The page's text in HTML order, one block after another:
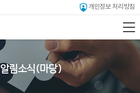
개인정보 처리방침
알림소식(마당)